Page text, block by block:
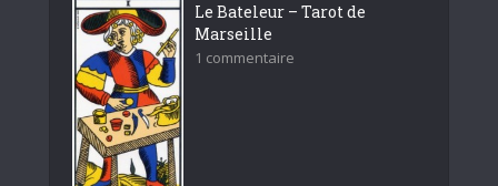
Le Bateleur – Tarot de
Marseille
1 commentaire